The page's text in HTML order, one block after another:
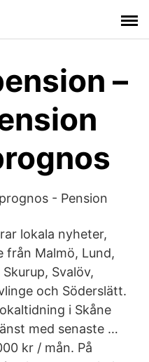
–
- Pension
lokala nyheter,
från Malmö, Lund,
Svalöv,
och Söderslätt.
i Skåne
med senaste …
kr / mån. På